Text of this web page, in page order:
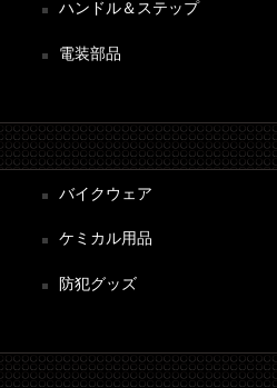
ハンドル＆ステップ
電装部品
バイクウェア
ケミカル用品
防犯グッズ